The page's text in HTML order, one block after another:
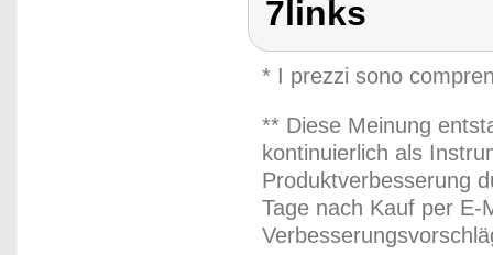
7links
* I prezzi sono
** Diese Meinung
kontinuierlich als
Produktverbesserung
Tage nach Kauf per E-